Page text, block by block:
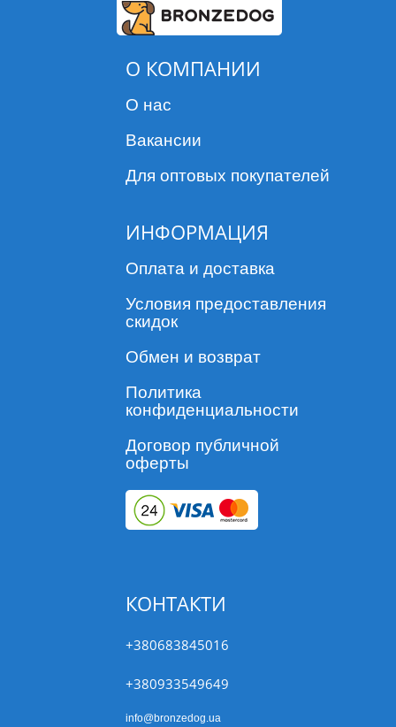
О КОМПАНИИ
О нас
Вакансии
Для оптовых покупателей
ИНФОРМАЦИЯ
Оплата и доставка
Условия предоставления
скидок
Обмен и возврат
Политика
конфиденциальности
Договор публичной
оферты
КОНТАКТИ
+380683845016
+380933549649
info@bronzedog.ua